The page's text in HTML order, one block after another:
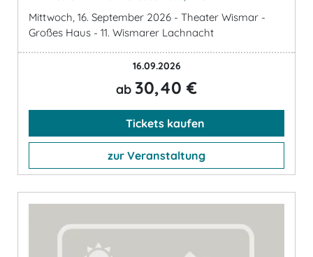
Mittwoch, 16. September 2026 - Theater Wismar -
Großes Haus - 11. Wismarer Lachnacht
16.09.2026
ab 30,40 €
Tickets kaufen
zur Veranstaltung